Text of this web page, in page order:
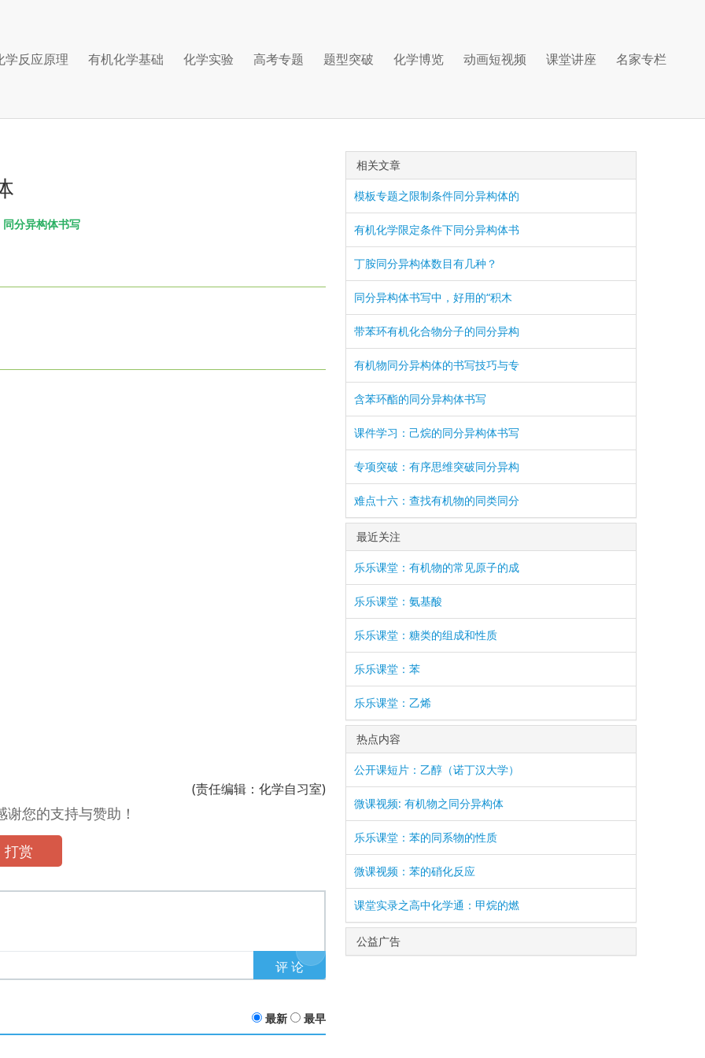
学反应原理 有机化学基础 化学实验 高考专题 题型突破 化学博览 动画短视频 课堂讲座 名家专栏
同分异构体书写
(责任编辑：化学自习室)
您的支持与赞助！
打赏
最新 最早
相关文章
模板专题之限制条件同分异构体的
有机化学限定条件下同分异构体书
丁胺同分异构体数目有几种？
同分异构体书写中，好用的“积木
带苯环有机化合物分子的同分异构
有机物同分异构体的书写技巧与专
含苯环酯的同分异构体书写
课件学习：己烷的同分异构体书写
专项突破：有序思维突破同分异构
难点十六：查找有机物的同类同分
最近关注
乐乐课堂：有机物的常见原子的成
乐乐课堂：氨基酸
乐乐课堂：糖类的组成和性质
乐乐课堂：苯
乐乐课堂：乙烯
热点内容
公开课短片：乙醇（诺丁汉大学）
微课视频: 有机物之同分异构体
乐乐课堂：苯的同系物的性质
微课视频：苯的硝化反应
课堂实录之高中化学通：甲烷的燃
公益广告